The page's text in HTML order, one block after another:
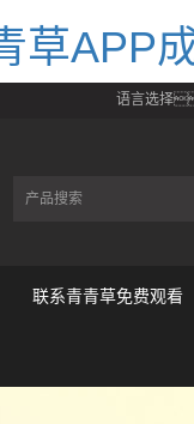
草APP
语言选择
联系青青草免费观看